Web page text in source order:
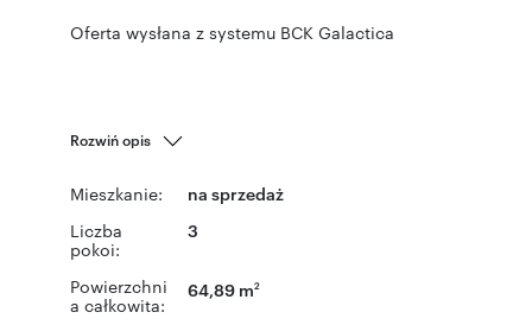
Oferta wysłana z systemu BCK Galactica
Rozwiń opis
Mieszkanie: na sprzedaż
Liczba
pokoi:
3
Powierzchni
a całkowita:
64,89 m2